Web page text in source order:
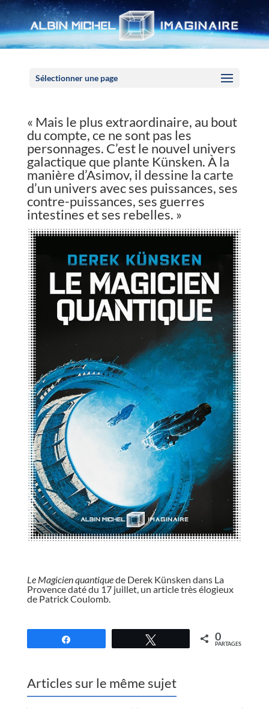
Sélectionner une page
« Mais le plus extraordinaire, au bout
du compte, ce ne sont pas les
personnages. C’est le nouvel univers
galactique que plante Künsken. À la
manière d’Asimov, il dessine la carte
d’un univers avec ses puissances, ses
contre-puissances, ses guerres
intestines et ses rebelles. »
Le Magicien quantiquede Derek Künsken dans La
Provence daté du 17 juillet, un article très élogieux
de Patrick Coulomb.
0
PARTAGES
Articles sur le même sujet
Panneau de gestion des cookies